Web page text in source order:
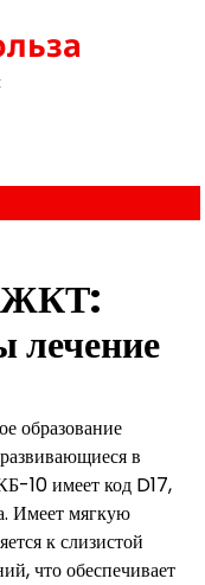
ЖКТ:
лечение
образование
в
10 имеет код D17,
Имеет мягкую
к слизистой
что обеспечивает